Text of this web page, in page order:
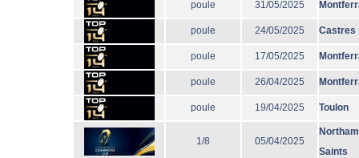
poule 31/05/2025
poule 24/05/2025 Castres
poule 17/05/2025
poule 26/04/2025
poule 19/04/2025 Toulon
1/8 05/04/2025
Saints